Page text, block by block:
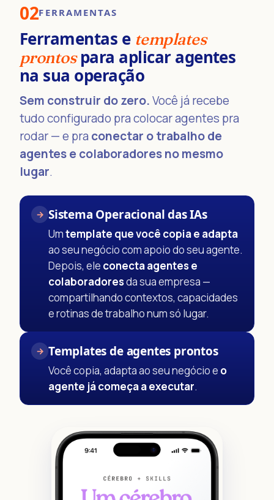
02FERRAMENTAS
Ferramentas e templates
prontospara aplicar agentes
na sua operação
Sem construir do zero.Você já recebe
tudo configurado pra colocar agentes pra
rodar — e praconectar o trabalho de
agentes e colaboradores no mesmo
lugar.
→ Sistema Operacional das IAs
Umtemplate que você copia e adapta
ao seu negócio com apoio do seu agente.
Depois, ele conecta agentes e
colaboradoresda sua empresa —
compartilhando contextos, capacidades
e rotinas de trabalho num só lugar.
→ Templates de agentes prontos
Você copia, adapta ao seu negócio e o
agente já começa a executar.